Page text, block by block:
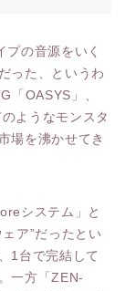
プの音源をいく
った、というわ
「OASYS」、
ようなモンスタ
場を沸かせてき
システム」と
ア”だったとい
1台で完結して
一方「ZEN-